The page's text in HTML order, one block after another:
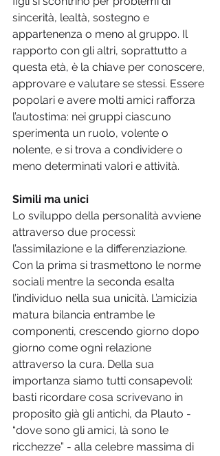
sincerità, lealtà, sostegno e
appartenenza o meno al gruppo. Il
rapporto con gli altri, soprattutto a
questa età, è la chiave per conoscere,
approvare e valutare se stessi. Essere
popolari e avere molti amici rafforza
l’autostima: nei gruppi ciascuno
sperimenta un ruolo, volente o
nolente, e si trova a condividere o
meno determinati valori e attività.
Simili ma unici
Lo sviluppo della personalità avviene
attraverso due processi:
l’assimilazione e la differenziazione.
Con la prima si trasmettono le norme
sociali mentre la seconda esalta
l’individuo nella sua unicità. L’amicizia
matura bilancia entrambe le
componenti, crescendo giorno dopo
giorno come ogni relazione
attraverso la cura. Della sua
importanza siamo tutti consapevoli:
basti ricordare cosa scrivevano in
proposito già gli antichi, da Plauto -
“dove sono gli amici, là sono le
ricchezze” - alla celebre massima di